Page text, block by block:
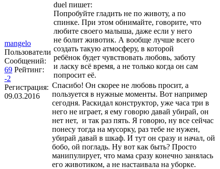
mangelo
Пользователи
Сообщений:
69 Рейтинг:
-2
Регистрация:
09.03.2016
duel пишет:
Попробуйте гладить не по животу, а по
спинке. При этом обнимайте, говорите, что
любите своего малыша, даже если у него
не болит животик. А вообще лучше всего
создать такую атмосферу, в которой
ребёнок будет чувствовать любовь, заботу
и ласку всё время, а не только когда он сам
попросит её.
Спасибо! Он скорее не любовь просит, а
пользуется в нужные моменты. Вот например
сегодня. Раскидал конструктор, уже часа три в
него не играет, я ему говорю давай убирай, он
нет нет, и так раз пять. Я говорю, ну все сейчас
понесу тогда на мусорку, раз тебе не нужен,
убирай давай в шкаф. И тут он сразу и начал, ой
бобо, ой погладь. Ну вот как быть? Просто
манипулирует, что мама сразу конечно занялась
его животиком, а не настаивала на уборке.